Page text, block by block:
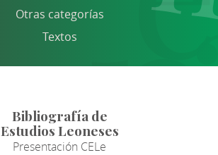
Otras categorías
Textos
Bibliografía de
Estudios Leoneses
Presentación CELe